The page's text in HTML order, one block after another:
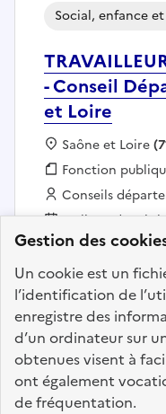
Gestion des
Un cookie est un
l’identification de
enregistre des
d’un ordinateur sur
obtenues visent à
ont également
de fréquentation.
- Conseil
et Loire
Social, enfance
Localisation :
Saône et Loire
Fonction
Fonction
Employeur :
Conseils
En ligne depuis
Ajouter aux
Précédent 1
52
53 54